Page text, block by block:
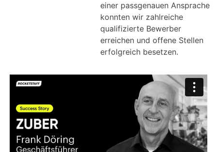
einer passgenauen Ansprache
konnten wir zahlreiche
qualifizierte Bewerber
erreichen und offene Stellen
erfolgreich besetzen.